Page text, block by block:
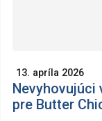
13. apríla 2026
Nevyhovujúci
pre Butter